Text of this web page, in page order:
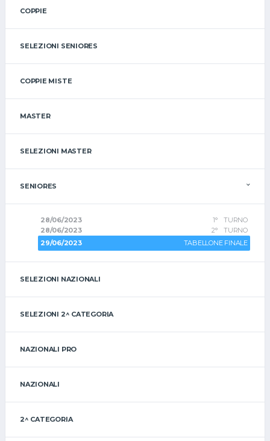
COPPIE
SELEZIONI SENIORES
COPPIE MISTE
MASTER
SELEZIONI MASTER
SENIORES
28/06/2023
1° TURNO
28/06/2023
2° TURNO
29/06/2023
TABELLONE FINALE
SELEZIONI NAZIONALI
SELEZIONI 2^ CATEGORIA
NAZIONALI PRO
NAZIONALI
2^ CATEGORIA